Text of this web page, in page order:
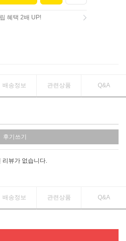
혜택 2배 UP!
배송정보 관련상품 Q&A
후기쓰기
리뷰가 없습니다.
배송정보 관련상품 Q&A